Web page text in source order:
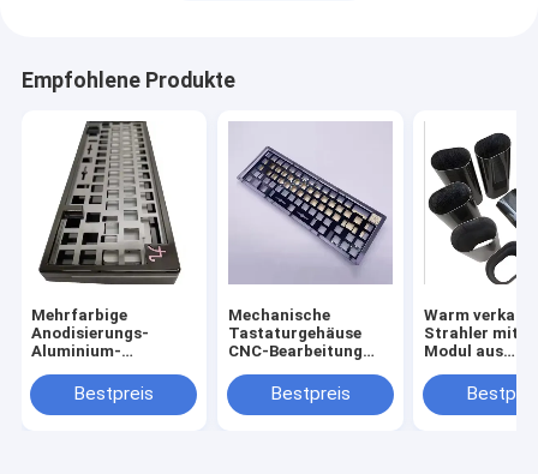
Empfohlene Produkte
Mehrfarbige
Anodisierungs-
Aluminium-
Bestpreis
Mechanische
Tastaturgehäuse
CNC-Bearbeitung
Aluminium anodiert
für 60% 75%
Bestpreis
Warm
Strahler mit
Modul aus